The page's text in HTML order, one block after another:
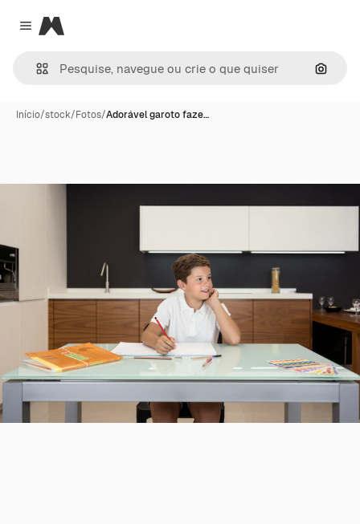
Close menu
Magnific
Início/stock/Fotos/Adorável garoto faze…